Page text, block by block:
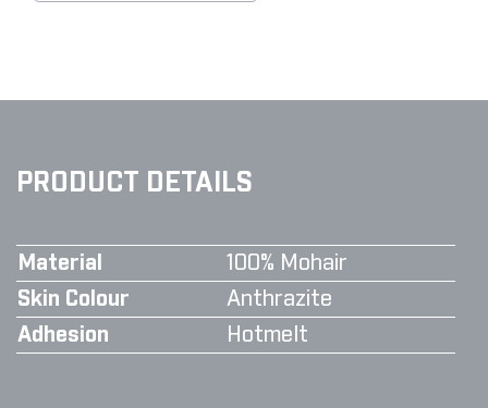
PRODUCT DETAILS
Material
100% Mohair
Skin Colour
Anthrazite
Adhesion
Hotmelt